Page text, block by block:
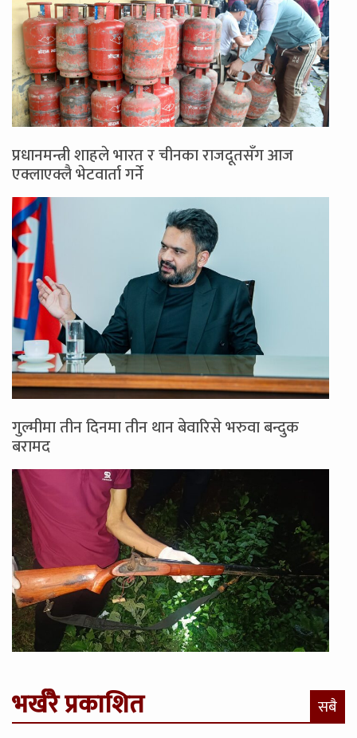
प्रधानमन्त्री शाहले भारत र चीनका राजदूतसँग आज
एक्लाएक्लै भेटवार्ता गर्ने
गुल्मीमा तीन दिनमा तीन थान बेवारिसे भरुवा बन्दुक
बरामद
भर्खरै प्रकाशित सबै